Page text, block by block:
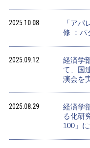
2025.10.08
「ア
修 ：パ
2025.09.12
経済学
て、国
演会を
2025.08.29
経済学
る化研
100」